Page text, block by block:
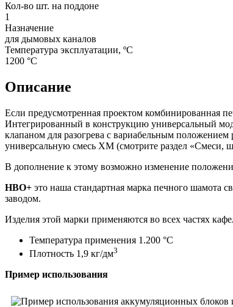
Кол-во шт. на поддоне
1
Назначение
для дымовых каналов
Температура эксплуатации, ºС
1200 °С
Описание
Если предусмотренная проектом комбинированная
Интегрированный в конструкцию универсальный
клапаном для разогрева с вариабельным
универсальную смесь ХМ (смотрите раздел «Смеси,
В дополнение к этому возможно изменение
HBO+ это наша стандартная марка печного шамота
заводом.
Изделия этой марки применяются во всех частях
Температура применения 1.200 °С
Плотность 1,9 кг/дм3
Пример использования